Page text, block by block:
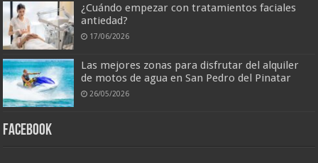
¿Cuándo empezar con tratamientos faciales
antiedad?
17/06/2026
Las mejores zonas para disfrutar del alquiler
de motos de agua en San Pedro del Pinatar
26/05/2026
Facebook